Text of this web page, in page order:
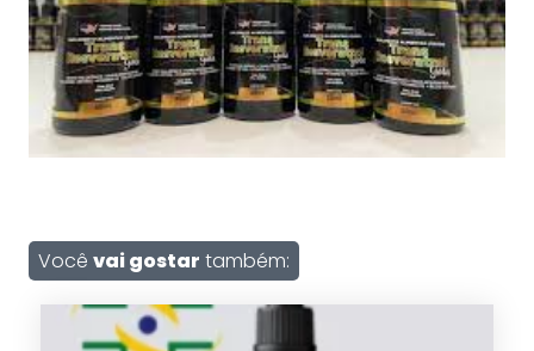
Você vai gostar também: